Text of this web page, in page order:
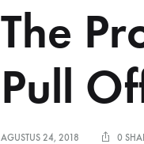
The
Pull
AGUSTUS 24, 2018 0